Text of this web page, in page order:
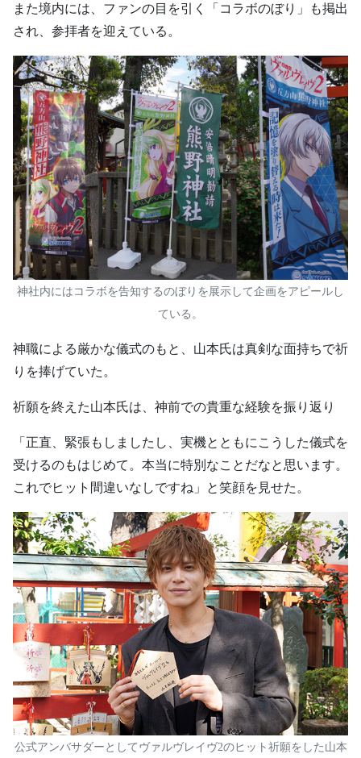
また境内には、ファンの目を引く「コラボのぼり」も掲出
され、参拝者を迎えている。
神社内にはコラボを告知するのぼりを展示して企画をアピールし
ている。
神職による厳かな儀式のもと、山本氏は真剣な面持ちで祈
りを捧げていた。
祈願を終えた山本氏は、神前での貴重な経験を振り返り
「正直、緊張もしましたし、実機とともにこうした儀式を
受けるのもはじめて。本当に特別なことだなと思います。
これでヒット間違いなしですね」と笑顔を見せた。
公式アンバサダーとしてヴァルヴレイヴ2のヒット祈願をした山本